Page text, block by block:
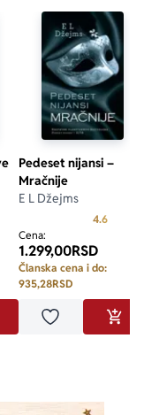
ocena je 4.9 od 5
U KORPU
Pedeset nijansi –
Mračnije
E L Džejms
4.6
Cena:
1.299,00RSD
Članska cena i do:
935,28RSD
Dodaj u